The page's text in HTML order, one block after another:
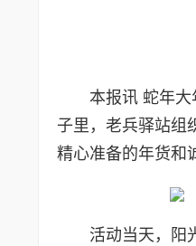
本报讯 蛇年
子里，老兵驿站组
精心准备的年货和
活动当天，阳